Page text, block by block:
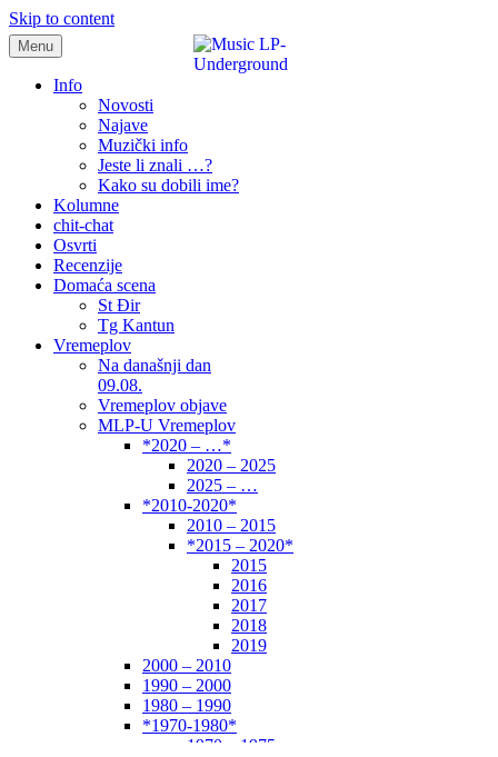
Skip to content
samo muzika i …..
Menu
Info
Novosti
Najave
Muzički info
Jeste li znali …?
Kako su dobili ime?
Kolumne
chit-chat
Osvrti
Recenzije
Domaća scena
St Đir
Tg Kantun
Vremeplov
Na današnji dan
09.08.
Vremeplov objave
MLP-U Vremeplov
*2020 – …*
2020 – 2025
2025 – …
*2010-2020*
2010 – 2015
*2015 – 2020*
2015
2016
2017
2018
2019
2000 – 2010
1990 – 2000
1980 – 1990
*1970-1980*
1970 – 1975